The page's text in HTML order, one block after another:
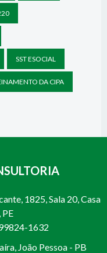
SST ESOCIAL
DA CIPA
1825, Sala 20, Casa
1632
João Pessoa - PB